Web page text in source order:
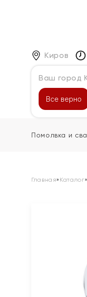
Киров
Ваш город
Все верно
Каталог
Помолвка и
Главная» Каталог»